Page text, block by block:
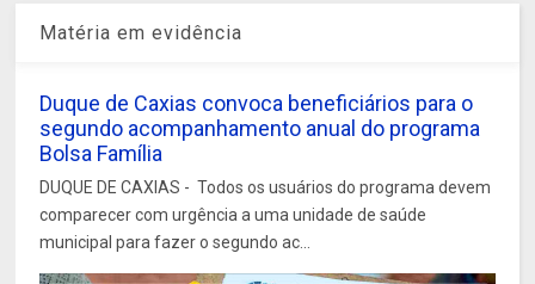
Matéria em evidência
Duque de Caxias convoca beneficiários para o
segundo acompanhamento anual do programa
Bolsa Família
DUQUE DE CAXIAS - Todos os usuários do programa devem
comparecer com urgência a uma unidade de saúde
municipal para fazer o segundo ac...